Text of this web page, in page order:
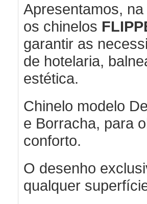
Apresentamos,
os chinelos
garantir as
de hotelaria,
estética.
Chinelo modelo
e Borracha, para
conforto.
O desenho
qualquer